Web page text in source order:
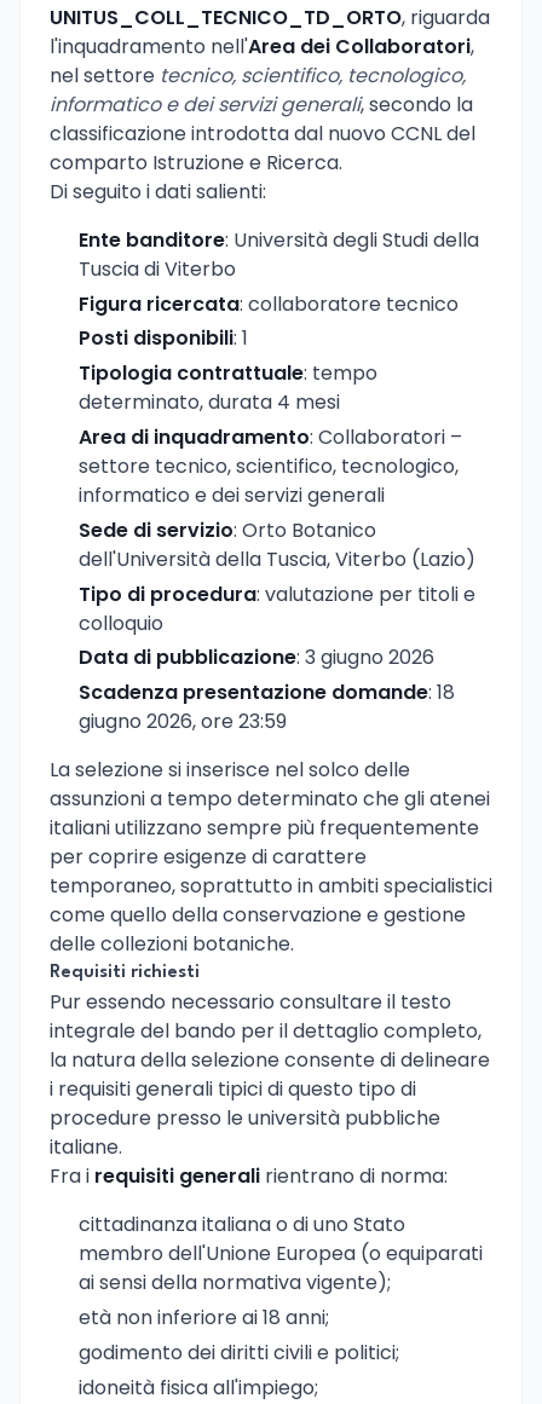
UNITUS_COLL_TECNICO_TD_ORTO, riguarda
l'inquadramento nell'Area dei Collaboratori,
nel settore tecnico, scientifico, tecnologico,
informatico e dei servizi generali, secondo la
classificazione introdotta dal nuovo CCNL del
comparto Istruzione e Ricerca.
Di seguito i dati salienti:
Ente banditore: Università degli Studi della
Tuscia di Viterbo
Figura ricercata: collaboratore tecnico
Posti disponibili: 1
Tipologia contrattuale: tempo
determinato, durata 4 mesi
Area di inquadramento: Collaboratori –
settore tecnico, scientifico, tecnologico,
informatico e dei servizi generali
Sede di servizio: Orto Botanico
dell'Università della Tuscia, Viterbo (Lazio)
Tipo di procedura: valutazione per titoli e
colloquio
Data di pubblicazione: 3 giugno 2026
Scadenza presentazione domande: 18
giugno 2026, ore 23:59
La selezione si inserisce nel solco delle
assunzioni a tempo determinato che gli atenei
italiani utilizzano sempre più frequentemente
per coprire esigenze di carattere
temporaneo, soprattutto in ambiti specialistici
come quello della conservazione e gestione
delle collezioni botaniche.
Requisiti richiesti
Pur essendo necessario consultare il testo
integrale del bando per il dettaglio completo,
la natura della selezione consente di delineare
i requisiti generali tipici di questo tipo di
procedure presso le università pubbliche
italiane.
Fra i requisiti generali rientrano di norma:
cittadinanza italiana o di uno Stato
membro dell'Unione Europea (o equiparati
ai sensi della normativa vigente);
età non inferiore ai 18 anni;
godimento dei diritti civili e politici;
idoneità fisica all'impiego;